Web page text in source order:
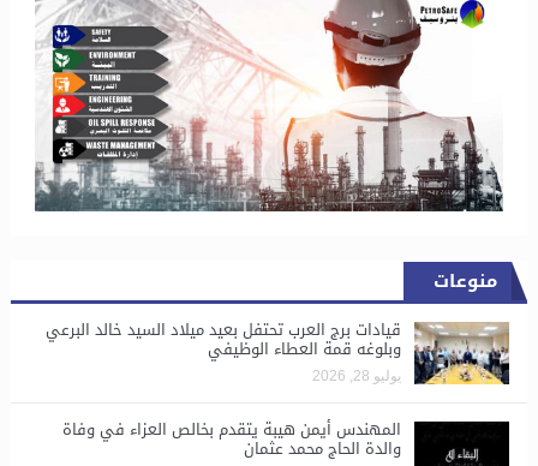
منوعات
قيادات برج العرب تحتفل بعيد ميلاد السيد خالد البرعي
وبلوغه قمة العطاء الوظيفي
يوليو 28, 2026
المهندس أيمن هيبة يتقدم بخالص العزاء في وفاة
والدة الحاج محمد عثمان